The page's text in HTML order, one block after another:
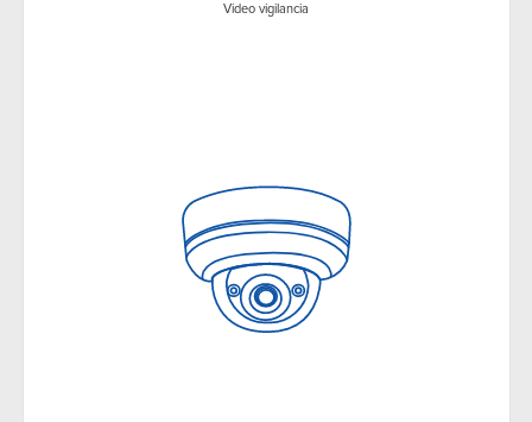
Video vigilancia